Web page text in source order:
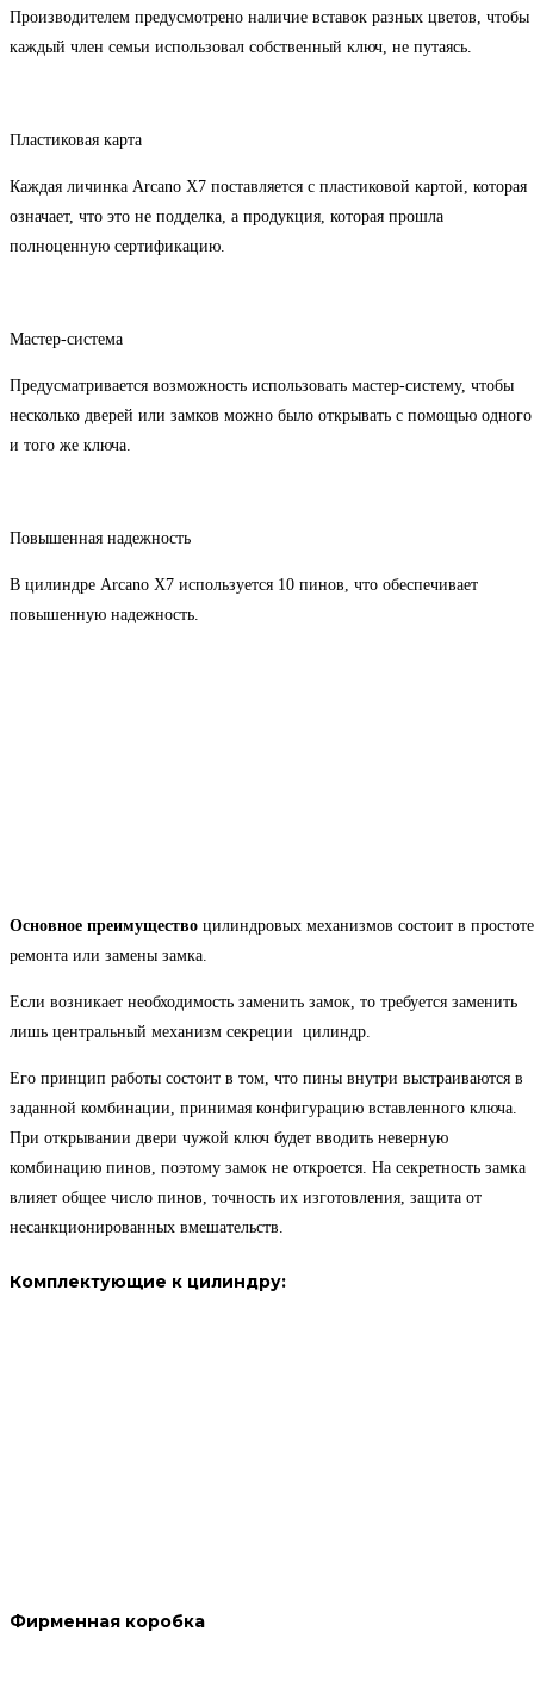
Производителем предусмотрено наличие вставок разных цветов, чтобы
каждый член семьи использовал собственный ключ, не путаясь.
Пластиковая карта
Каждая личинка Arcano Х7 поставляется с пластиковой картой, которая
означает, что это не подделка, а продукция, которая прошла
полноценную сертификацию.
Мастер-система
Предусматривается возможность использовать мастер-систему, чтобы
несколько дверей или замков можно было открывать с помощью одного
и того же ключа.
Повышенная надежность
В цилиндре Arcano Х7 используется 10 пинов, что обеспечивает
повышенную надежность.
Основное преимущество цилиндровых механизмов состоит в простоте
ремонта или замены замка.
Если возникает необходимость заменить замок, то требуется заменить
лишь центральный механизм секреции цилиндр.
Его принцип работы состоит в том, что пины внутри выстраиваются в
заданной комбинации, принимая конфигурацию вставленного ключа.
При открывании двери чужой ключ будет вводить неверную
комбинацию пинов, поэтому замок не откроется. На секретность замка
влияет общее число пинов, точность их изготовления, защита от
несанкционированных вмешательств.
Комплектующие к цилиндру:
Фирменная коробка